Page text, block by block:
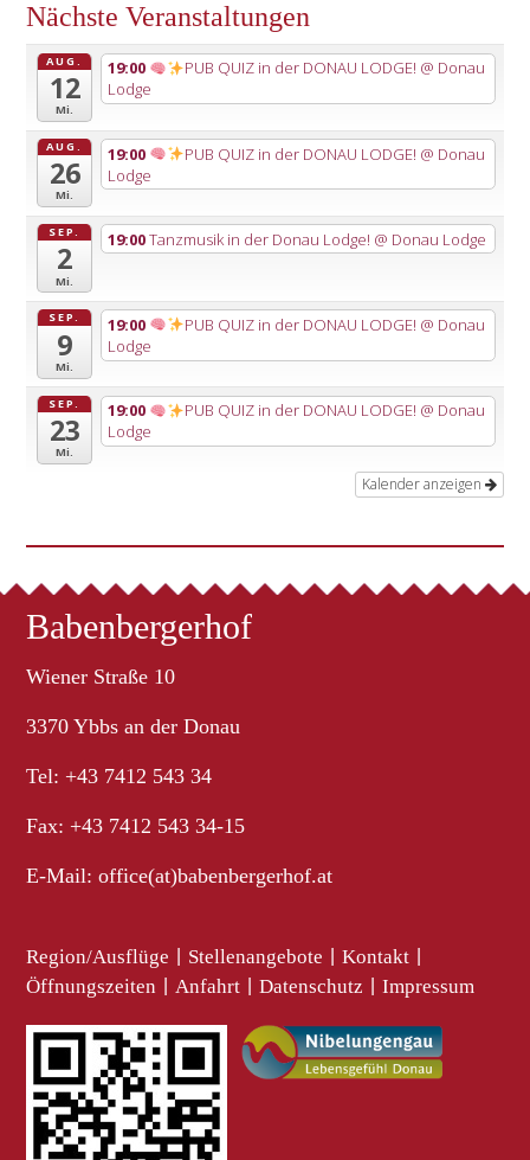
Nächste Veranstaltungen
AUG.
12
Mi.
19:00 PUB QUIZ in der DONAU LODGE! @ Donau
Lodge
AUG.
26
Mi.
19:00 PUB QUIZ in der DONAU LODGE! @ Donau
Lodge
SEP.
2
Mi.
19:00Tanzmusik in der Donau Lodge! @ Donau Lodge
SEP.
9
Mi.
19:00 PUB QUIZ in der DONAU LODGE! @ Donau
Lodge
SEP.
23
Mi.
19:00 PUB QUIZ in der DONAU LODGE! @ Donau
Lodge
Kalender anzeigen
Babenbergerhof
Wiener Straße 10
3370 Ybbs an der Donau
Tel: +43 7412 543 34
Fax: +43 7412 543 34-15
E-Mail:office(at)babenbergerhof.at
Region/Ausflüge Stellenangebote Kontakt
Öffnungszeiten Anfahrt Datenschutz Impressum